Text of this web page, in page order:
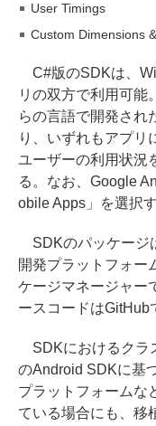
User Timings
Custom Dimensions
C#版のSDKは、
リの双方で利用可能
らの言語で開発され
り、いずれもアプリ
ユーザーの利用状況
る。なお、Google
obile Apps」を選択
SDKのパッケージ
開発プラットフォー
ケージマネージャー
ースコードはGitHub
SDKにおけるクラ
のAndroid SDKに基
プラットフォームな
ている場合にも、移